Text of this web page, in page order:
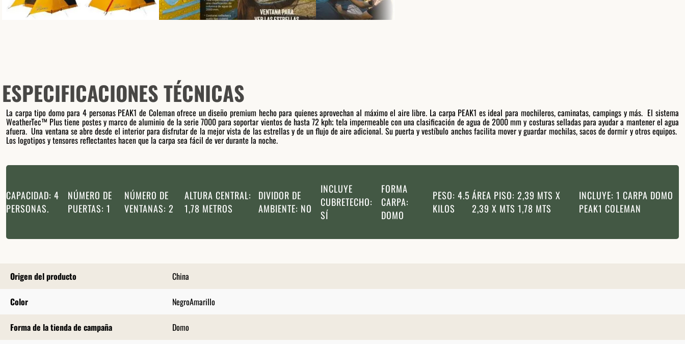
ESPECIFICACIONES TÉCNICAS
La carpa tipo domo para 4 personas PEAK1 de Coleman ofrece un diseño premium hecho para quienes aprovechan al máximo el aire libre. La carpa PEAK1 es ideal para mochileros, caminatas, campings y más. El sistema
WeatherTec™ Plus tiene postes y marco de aluminio de la serie 7000 para soportar vientos de hasta 72 kph; tela impermeable con una clasificación de agua de 2000 mm y costuras selladas para ayudar a mantener el agua
afuera. Una ventana se abre desde el interior para disfrutar de la mejor vista de las estrellas y de un flujo de aire adicional. Su puerta y vestíbulo anchos facilita mover y guardar mochilas, sacos de dormir y otros equipos.
Los logotipos y tensores reflectantes hacen que la carpa sea fácil de ver durante la noche.
CAPACIDAD: 4
PERSONAS.
NÚMERO DE
PUERTAS: 1
NÚMERO DE
VENTANAS: 2
ALTURA CENTRAL:
1,78 METROS
DIVIDOR DE
AMBIENTE: NO
INCLUYE
CUBRETECHO:
SÍ
FORMA
CARPA:
DOMO
PESO: 4.5
KILOS
ÁREA PISO: 2,39 MTS X
2,39 X MTS 1,78 MTS
INCLUYE: 1 CARPA DOMO
PEAK1 COLEMAN
Origen del producto China
Color NegroAmarillo
Forma de la tienda de campaña Domo